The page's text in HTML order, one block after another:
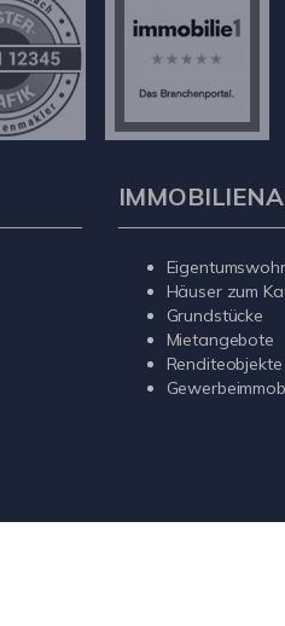
Häuser zum
Grundstücke
Mietangebote
Renditeobjekte